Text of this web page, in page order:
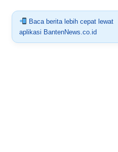
Baca berita lebih cepat lewat
aplikasi BantenNews.co.id